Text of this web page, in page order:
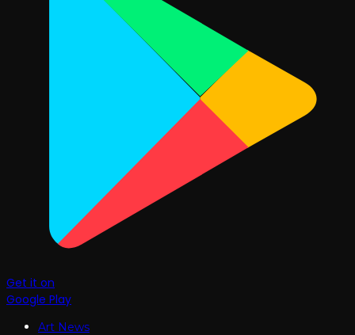
Get it on
Google Play
Art News